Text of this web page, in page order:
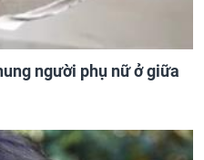
người phụ nữ ở giữa